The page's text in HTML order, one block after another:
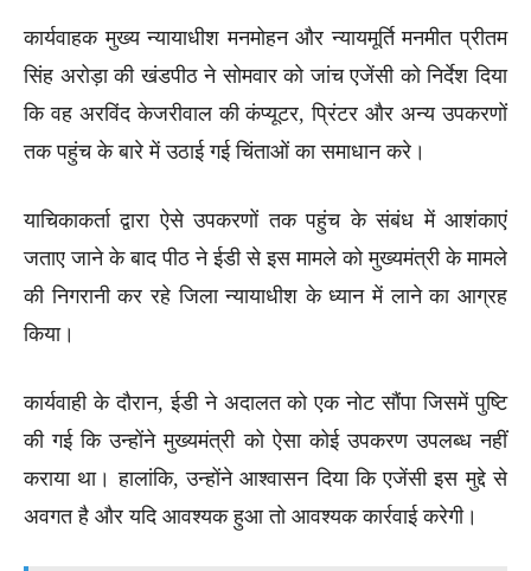
कार्यवाहक मुख्य न्यायाधीश मनमोहन और न्यायमूर्ति मनमीत प्रीतम
सिंह अरोड़ा की खंडपीठ ने सोमवार को जांच एजेंसी को निर्देश दिया
कि वह अरविंद केजरीवाल की कंप्यूटर, प्रिंटर और अन्य उपकरणों
तक पहुंच के बारे में उठाई गई चिंताओं का समाधान करे।
याचिकाकर्ता द्वारा ऐसे उपकरणों तक पहुंच के संबंध में आशंकाएं
जताए जाने के बाद पीठ ने ईडी से इस मामले को मुख्यमंत्री के मामले
की निगरानी कर रहे जिला न्यायाधीश के ध्यान में लाने का आग्रह
किया।
कार्यवाही के दौरान, ईडी ने अदालत को एक नोट सौंपा जिसमें पुष्टि
की गई कि उन्होंने मुख्यमंत्री को ऐसा कोई उपकरण उपलब्ध नहीं
कराया था। हालांकि, उन्होंने आश्वासन दिया कि एजेंसी इस मुद्दे से
अवगत है और यदि आवश्यक हुआ तो आवश्यक कार्रवाई करेगी।